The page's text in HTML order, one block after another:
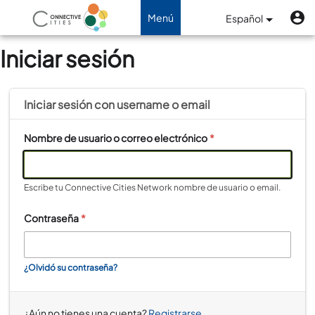
Pasar al contenido principal
Menú
Navegación de palanca
Español
Menú
de
cuenta
usuario
Iniciar sesión
Iniciar sesión conusernameoemail
Nombre de usuario o correo electrónico*
Escribe tu Connective Cities Network nombre de usuario o email.
Contraseña*
¿Olvidó su contraseña?